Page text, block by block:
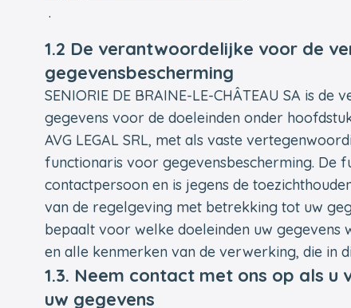
.
1.2 De verantwoordelijke voor de
gegevensbescherming
SENIORIE DE BRAINE-LE-CHÂTEAU SA is
gegevens voor de doeleinden onder
AVG LEGAL SRL, met als vaste
functionaris voor gegevensbescherming. De
contactpersoon en is jegens de
van de regelgeving met betrekking tot uw
bepaalt voor welke doeleinden uw
en alle kenmerken van de verwerking, die in
1.3. Neem contact met ons op als
uw gegevens